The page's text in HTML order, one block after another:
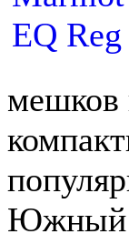
мешков
Южный